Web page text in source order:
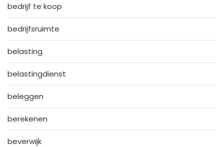
bedrijf te koop
bedrijfsruimte
belasting
belastingdienst
beleggen
berekenen
beverwijk